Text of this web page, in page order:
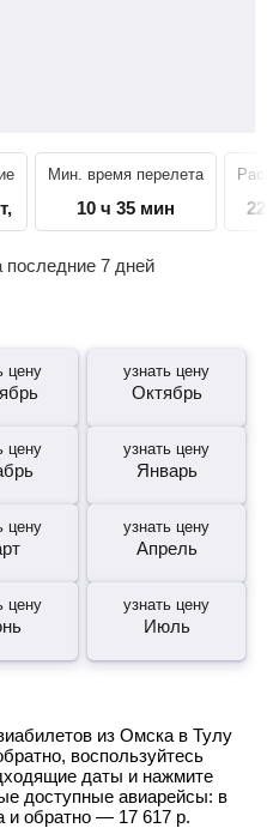
Мин. время перелета
10 ч 35 мин
7 дней
цену узнать цену
Октябрь
цену узнать цену
Январь
цену узнать цену
Апрель
цену узнать цену
Июль
из Омска в Тулу
воспользуйтесь
даты и нажмите
доступные авиарейсы: в
и обратно — 17 617 р.